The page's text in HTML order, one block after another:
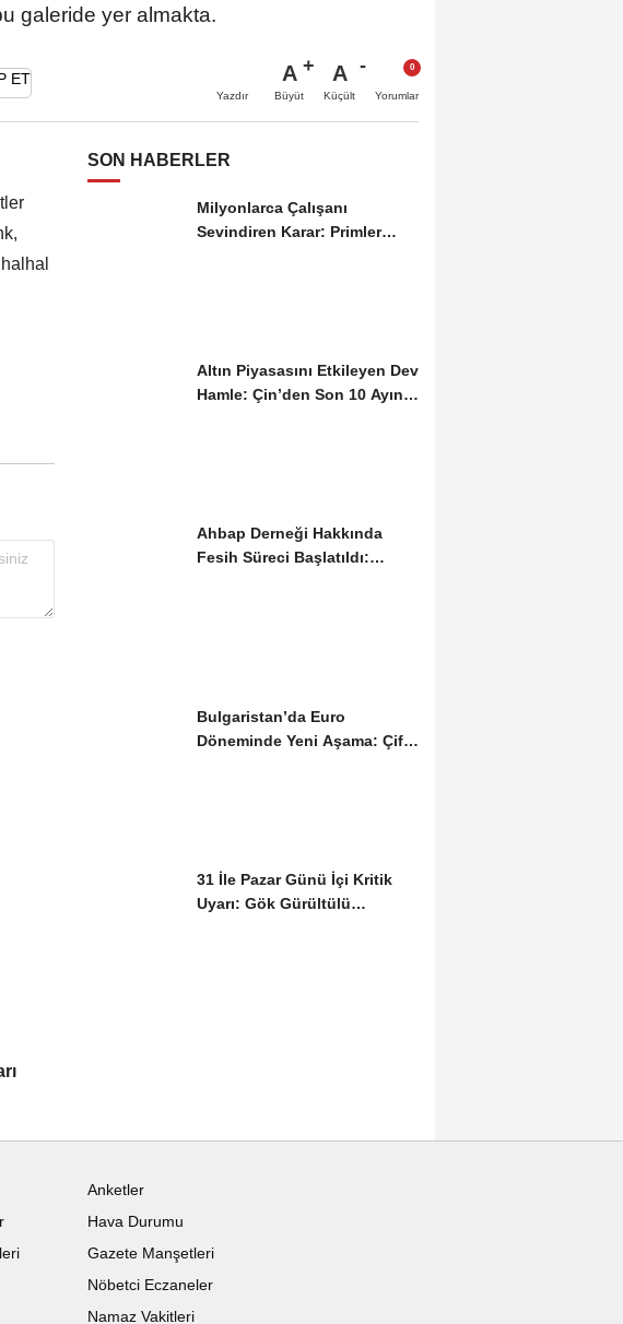
galeride yer almakta.
Yazdır
A
Büyüt
A
Küçült Yorumlar
SON HABERLER
Milyonlarca Çalışanı
Sevindiren Karar: Primler
Altın Piyasasını Etkileyen Dev
Hamle: Çin’den Son 10 Ayın
Ahbap Derneği Hakkında
Fesih Süreci Başlatıldı:
Bulgaristan’da Euro
Döneminde Yeni Aşama: Çift
31 İle Pazar Günü İçi Kritik
Uyarı: Gök Gürültülü
Anketler
Hava Durumu
Gazete Manşetleri
Nöbetci Eczaneler
Namaz Vakitleri